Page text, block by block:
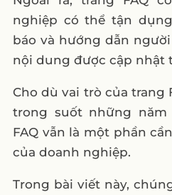
nghiệp có thể tận
báo và hướng dẫn
nội dung được cập nhật
Cho dù vai trò của trang
trong suốt những năm
FAQ vẫn là một phần
của doanh nghiệp.
Trong bài viết này,